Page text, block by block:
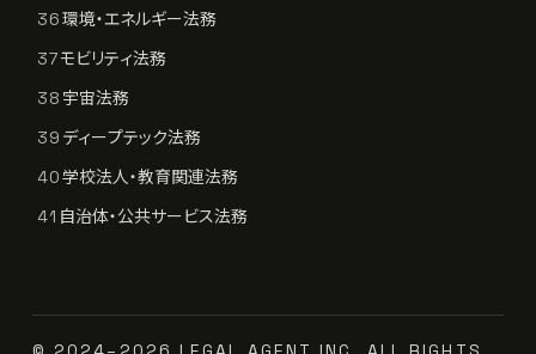
36環境・エネルギー法務
37モビリティ法務
38 宇宙法務
39 ディープテック法務
40学校法人・教育関連法務
41 自治体・公共サービス法務